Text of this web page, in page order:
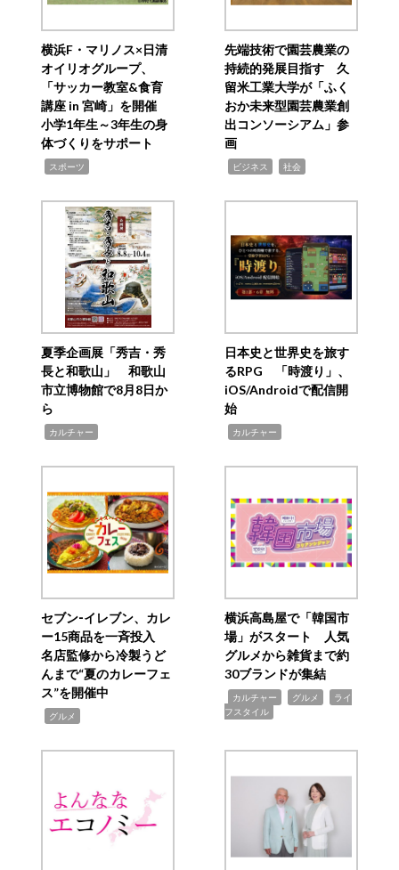
横浜F・マリノス×日清
オイリオグループ、
「サッカー教室&食育
講座 in 宮崎」を開催
小学1年生～3年生の身
体づくりをサポート
スポーツ
先端技術で園芸農業の
持続的発展目指す 久
留米工業大学が「ふく
おか未来型園芸農業創
出コンソーシアム」参
画
ビジネス 社会
夏季企画展「秀吉・秀
長と和歌山」 和歌山
市立博物館で8月8日か
ら
カルチャー
日本史と世界史を旅す
るRPG 「時渡り」、
iOS/Androidで配信開
始
カルチャー
セブン‐イレブン、カレ
ー15商品を一斉投入
名店監修から冷製うど
んまで“夏のカレーフェ
ス”を開催中
グルメ
横浜高島屋で「韓国市
場」がスタート 人気
グルメから雑貨まで約
30ブランドが集結
カルチャー グルメ
ライ
フスタイル